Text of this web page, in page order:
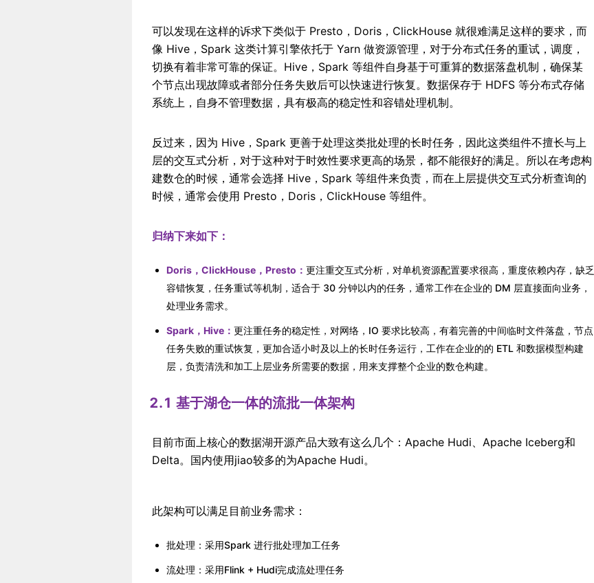
可以发现在这样的诉求下类似于 Presto，Doris，ClickHouse 就很难满足这样的要求，而
像 Hive，Spark 这类计算引擎依托于 Yarn 做资源管理，对于分布式任务的重试，调度，
切换有着非常可靠的保证。Hive，Spark 等组件自身基于可重算的数据落盘机制，确保某
个节点出现故障或者部分任务失败后可以快速进行恢复。数据保存于 HDFS 等分布式存储
系统上，自身不管理数据，具有极高的稳定性和容错处理机制。
反过来，因为 Hive，Spark 更善于处理这类批处理的长时任务，因此这类组件不擅长与上
层的交互式分析，对于这种对于时效性要求更高的场景，都不能很好的满足。所以在考虑构
建数仓的时候，通常会选择 Hive，Spark 等组件来负责，而在上层提供交互式分析查询的
时候，通常会使用 Presto，Doris，ClickHouse 等组件。
归纳下来如下：
Doris，ClickHouse，Presto： 更注重交互式分析，对单机资源配置要求很高，重度依赖内存，缺乏
容错恢复，任务重试等机制，适合于 30 分钟以内的任务，通常工作在企业的 DM 层直接面向业务，
处理业务需求。
Spark，Hive： 更注重任务的稳定性，对网络，IO 要求比较高，有着完善的中间临时文件落盘，节点
任务失败的重试恢复，更加合适小时及以上的长时任务运行，工作在企业的的 ETL 和数据模型构建
层，负责清洗和加工上层业务所需要的数据，用来支撑整个企业的数仓构建。
2.1 基于湖仓一体的流批一体架构
目前市面上核心的数据湖开源产品大致有这么几个：Apache Hudi、Apache Iceberg和
Delta。国内使用jiao较多的为Apache Hudi。
此架构可以满足目前业务需求：
批处理：采用Spark 进行批处理加工任务
流处理：采用Flink + Hudi完成流处理任务